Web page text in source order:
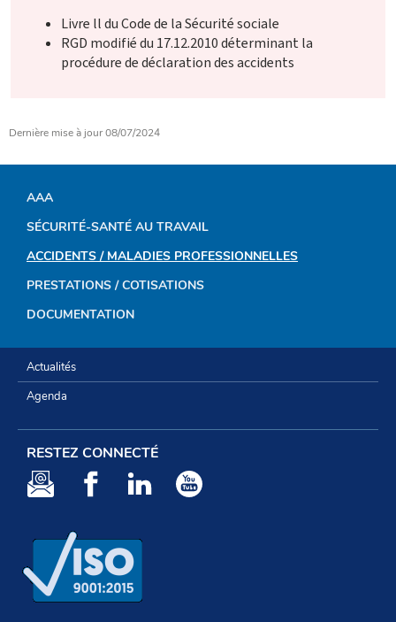
Livre ll du Code de la Sécurité sociale
RGD modifié du 17.12.2010 déterminant la
procédure de déclaration des accidents
Dernière mise à jour08/07/2024
MENU
DE
NAVIGATION
AAA
SÉCURITÉ-SANTÉ AU TRAVAIL
ACCIDENTS / MALADIES PROFESSIONNELLES
PRESTATIONS / COTISATIONS
DOCUMENTATION
Actualités
Agenda
RESTEZ CONNECTÉ
NewsletterFacebookLinkedIn